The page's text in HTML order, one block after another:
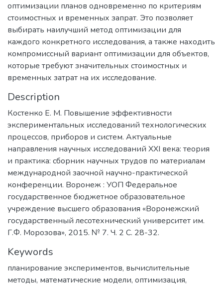
оптимизации планов одновременно по критериям
стоимостных и временных запрат. Это позволяет
выбирать наилучший метод оптимизации для
каждого конкретного исследования, а также находить
компромиссный вариант оптимизации для объектов,
которые требуют значительных стоимостных и
временных затрат на их исследование.
Description
Костенко Е. М. Повышение эффективности
экспериментальных исследований технологических
процессов, приборов и систем. Актуальные
направления научных исследований ХХI века: теория
и практика: сборник научных трудов по материалам
международной заочной научно-практической
конференции. Воронеж : УОП Федеральное
государственное бюджетное образовательное
учреждение высшего образования «Воронежский
государственный лесотехнический университет им.
Г.Ф. Морозова», 2015. № 7. Ч. 2 С. 28-32.
Keywords
планирование экспериментов, вычислительные
методы, математические модели, оптимизация,